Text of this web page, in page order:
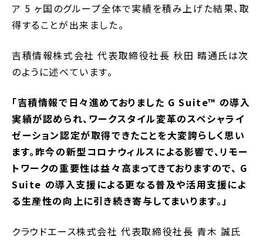
ア 5 ヶ国のグループ全体で実績を積み上げた結果、取
得することが出来ました。
吉積情報株式会社 代表取締役社長 秋田 晴通氏は次
のように述べています。
「吉積情報で日々進めておりました G Suite™ の導入
実績が認められ、ワークスタイル変革のスペシャライ
ゼーション認定が取得できたことを大変誇らしく思い
ます。昨今の新型コロナウィルスによる影響で、リモー
トワークの重要性は益々高まってきておりますので、 G
Suite の導入支援による更なる普及や活用支援によ
る生産性の向上に引き続き寄与してまいります。」
クラウドエース株式会社 代表取締役社長 青木 誠氏